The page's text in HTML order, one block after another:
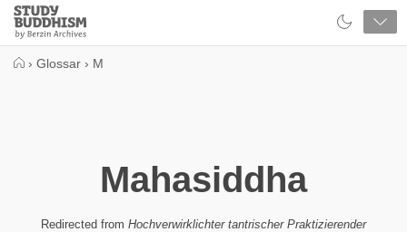
Close
Study
Buddhism
› Glossar › M
Mahasiddha
Redirected from Hochverwirklichter tantrischer Praktizierender